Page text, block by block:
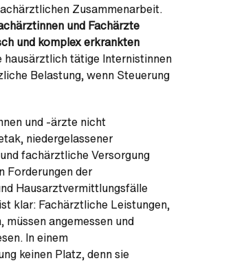
Zusammenarbeit.
und Fachärzte
und komplex erkrankten
tätige Internistinnen
Belastung, wenn Steuerung
und -ärzte nicht
niedergelassener
fachärztliche Versorgung
Forderungen der
Hausarztvermittlungsfälle
klar: Fachärztliche Leistungen,
angemessen und
In einem
keinen Platz, denn sie